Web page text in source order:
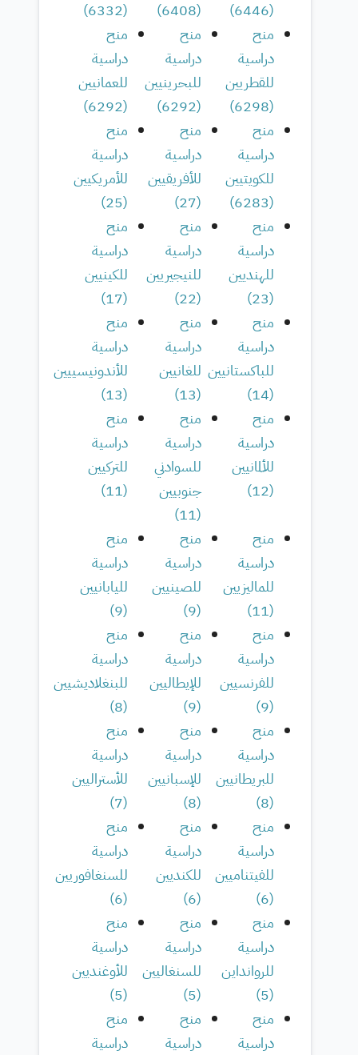
(
6446
)
(
6408
)
(
6332
)
منح
دراسية
للقطريين
(
6298
)
منح
دراسية
للبحرينيين
(
6292
)
منح
دراسية
للعمانيين
(
6292
)
منح
دراسية
للكويتيين
(
6283
)
منح
دراسية
للأفريقيين
(
27
)
منح
دراسية
للأمريكيين
(
25
)
منح
دراسية
للهنديين
(
23
)
منح
دراسية
للنيجيريين
(
22
)
منح
دراسية
للكينيين
(
17
)
منح
دراسية
للباكستانيين
(
14
)
منح
دراسية
للغانيين
(
13
)
منح
دراسية
للأندونيسييين
(
13
)
منح
دراسية
للألمانيين
(
12
)
منح
دراسية
للسوادني
جنوبيين
(
11
)
منح
دراسية
للتركيين
(
11
)
منح
دراسية
للماليزيين
(
11
)
منح
دراسية
للصينيين
(
9
)
منح
دراسية
لليابانيين
(
9
)
منح
دراسية
للفرنسيين
(
9
)
منح
دراسية
للإيطاليين
(
9
)
منح
دراسية
للبنغلاديشيين
(
8
)
منح
دراسية
للبريطانيين
(
8
)
منح
دراسية
للإسبانيين
(
8
)
منح
دراسية
للأستراليين
(
7
)
منح
دراسية
للفيتناميين
(
6
)
منح
دراسية
للكنديين
(
6
)
منح
دراسية
للسنغافوريين
(
6
)
منح
دراسية
للروانداين
(
5
)
منح
دراسية
للسنغاليين
(
5
)
منح
دراسية
للأوغنديين
(
5
)
منح
دراسية
منح
دراسية
منح
دراسية